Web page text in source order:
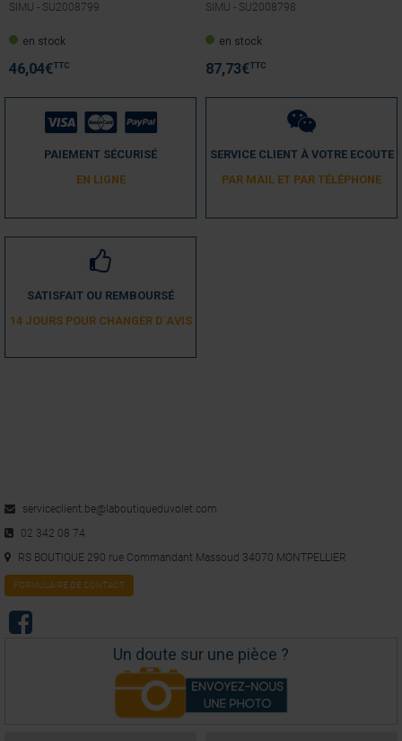
SIMU - SU2008799
en stock
46,04€TTC
SIMU - SU2008798
en stock
87,73€TTC
PAIEMENT SÉCURISÉ
EN LIGNE
SERVICE CLIENT À VOTRE ECOUTE
PAR MAIL ET PAR TÉLÉPHONE
SATISFAIT OU REMBOURSÉ
14 JOURS POUR CHANGER D´AVIS
serviceclient.be@laboutiqueduvolet.com
02 342 08 74
RS BOUTIQUE 290 rue Commandant Massoud 34070 MONTPELLIER
FORMULAIRE DE CONTACT
Un doute sur une pièce ?